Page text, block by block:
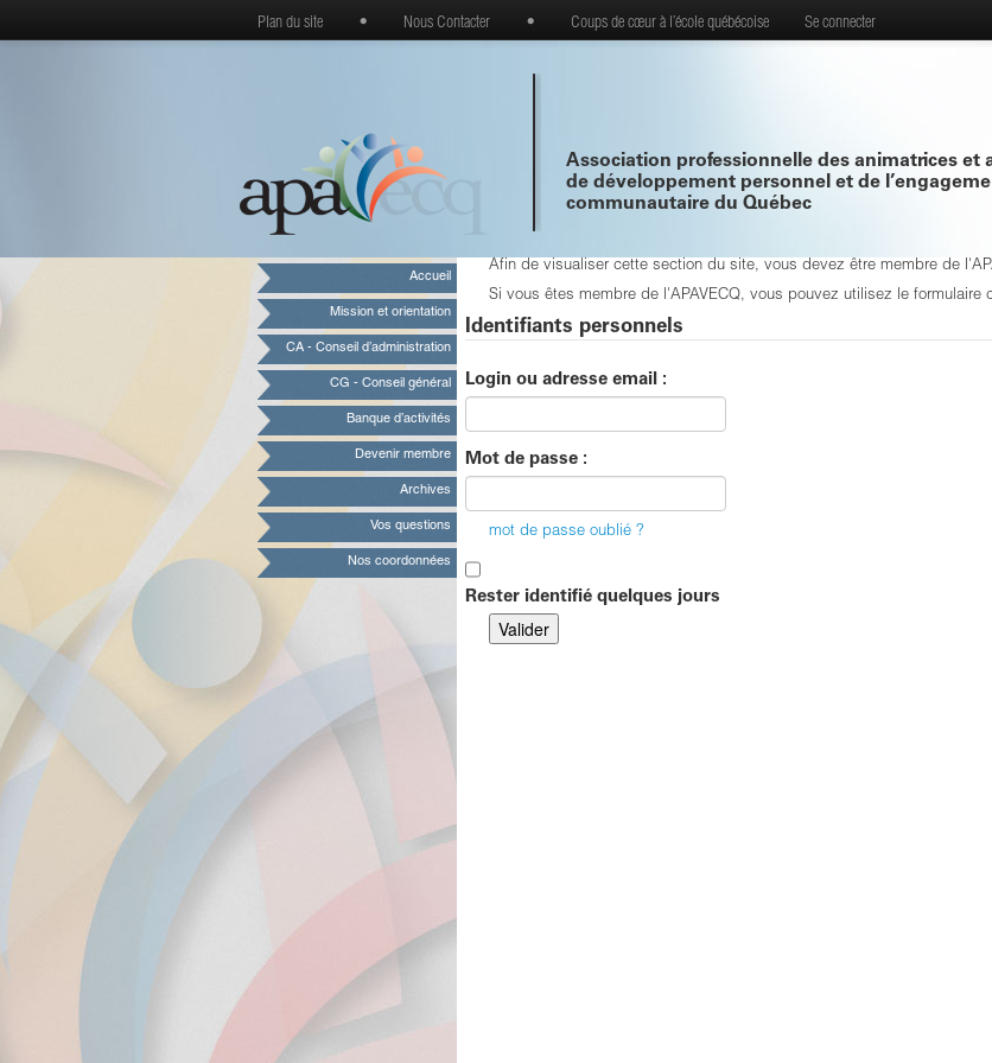
Plan du site • Nous Contacter • Coups de cœur à l’école québécoise Se connecter
Association professionnelle des animatrices et
de développement personnel et de
communautaire du Québec
Accueil
Mission et orientation
CA - Conseil d’administration
CG - Conseil général
Banque d’activités
Devenir membre
Archives
Vos questions
Nos coordonnées
Afin de visualiser cette section du site, vous devez être membre de
Si vous êtes membre de l'APAVECQ, vous pouvez utilisez le
Identifiants personnels
Login ou adresse email :
Mot de passe :
mot de passe oublié ?
Rester identifié quelques jours